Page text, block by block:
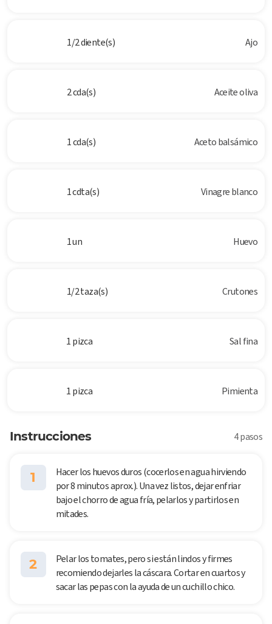
1/2 diente(s) Ajo
2 cda(s) Aceite oliva
1 cda(s) Aceto balsámico
1 cdta(s) Vinagre blanco
1 un Huevo
1/2 taza(s) Crutones
1 pizca Sal fina
1 pizca Pimienta
Instrucciones 4 pasos
1
Hacer los huevos duros (cocerlos en agua hirviendo
por 8 minutos aprox.). Una vez listos, dejar enfriar
bajo el chorro de agua fría, pelarlos y partirlos en
mitades.
2
Pelar los tomates, pero si están lindos y firmes
recomiendo dejarles la cáscara. Cortar en cuartos y
sacar las pepas con la ayuda de un cuchillo chico.